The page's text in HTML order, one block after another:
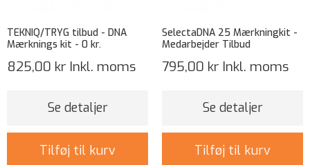
TEKNIQ/TRYG tilbud - DNA
Mærknings kit - 0 kr.
825,00 kr Inkl. moms
Se detaljer
Tilføj til kurv
SelectaDNA 25 Mærkningkit -
Medarbejder Tilbud
795,00 kr Inkl. moms
Se detaljer
Tilføj til kurv